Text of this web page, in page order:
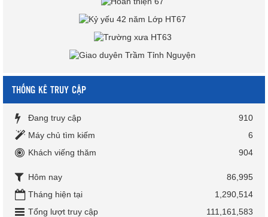
THỐNG KÊ TRUY CẬP
Đang truy cập
910
Máy chủ tìm kiếm
6
Khách viếng thăm
904
Hôm nay
86,995
Tháng hiện tại
1,290,514
Tổng lượt truy cập
111,161,583